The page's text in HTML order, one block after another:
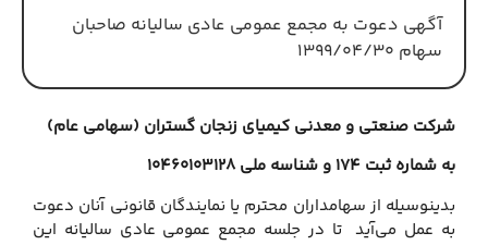
آگهی دعوت به مجمع عمومی عادی سالیانه صاحبان
سهام 1399/04/30
صنعتی و معدنی کیمیای زنجان گستران (سهامی عام)
ثبت 174 و شناسه ملی
10460103128
از سهامداران محترم یا نمایندگان قانونی آنان دعوت
عمل می‌آید تا در جلسه مجمع عمومی عادی سالیانه این